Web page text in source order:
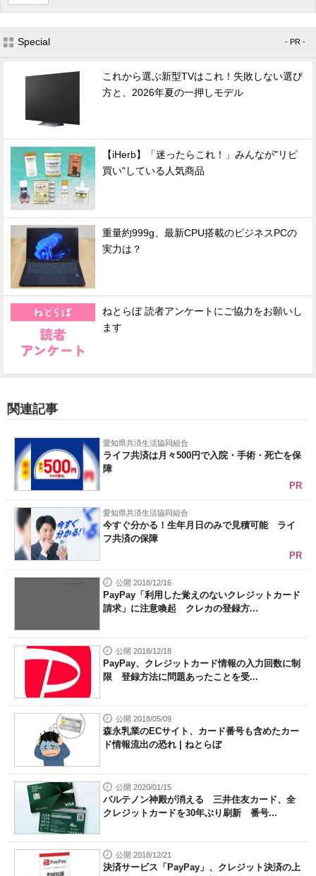
Special - PR -
これから選ぶ新型TVはこれ！失敗しない選び
方と、2026年夏の一押しモデル
【iHerb】「迷ったらこれ！」みんなが"リピ
買い"している人気商品
重量約999g、最新CPU搭載のビジネスPCの
実力は？
ねとらぼ 読者アンケートにご協力をお願いし
ます
関連記事
愛知県共済生活協同組合
ライフ共済は月々500円で入院・手術・死亡を保
障
PR
愛知県共済生活協同組合
今すぐ分かる！生年月日のみで見積可能 ライ
フ共済の保障
PR
公開 2018/12/16
PayPay「利用した覚えのないクレジットカード
請求」に注意喚起 クレカの登録方...
公開 2018/12/18
PayPay、クレジットカード情報の入力回数に制
限 登録方法に問題あったことを受...
公開 2018/05/09
森永乳業のECサイト、カード番号も含めたカー
ド情報流出の恐れ | ねとらぼ
公開 2020/01/15
パルテノン神殿が消える 三井住友カード、全
クレジットカードを30年ぶり刷新 番号...
公開 2018/12/21
決済サービス「PayPay」、クレジット決済の上